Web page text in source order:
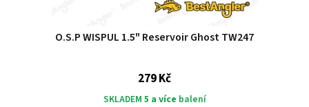
O.S.P WISPUL 1.5" Reservoir Ghost TW247
279 Kč
SKLADEM 5 a více balení